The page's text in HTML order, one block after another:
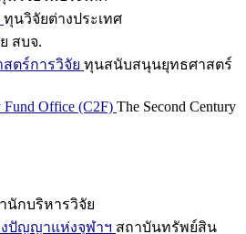
ทุนวิจัยต่างประเทศ
สบจ.
ตร์การวิจัย ทุนสนับสนุนยุทธศาสตร์
Fund Office (C2F) The Second Century
นักบริหารวิจัย
ปัญญาแห่งจุฬาฯ สถาบันทรัพย์สิน